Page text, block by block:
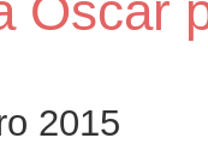
2015